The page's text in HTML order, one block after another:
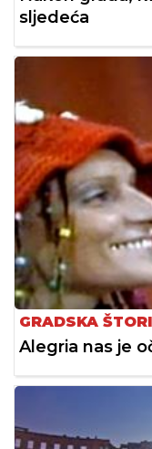
sljedeća
GRADSKA
Alegria nas je